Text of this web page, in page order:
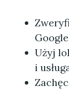
Google
Użyj
i